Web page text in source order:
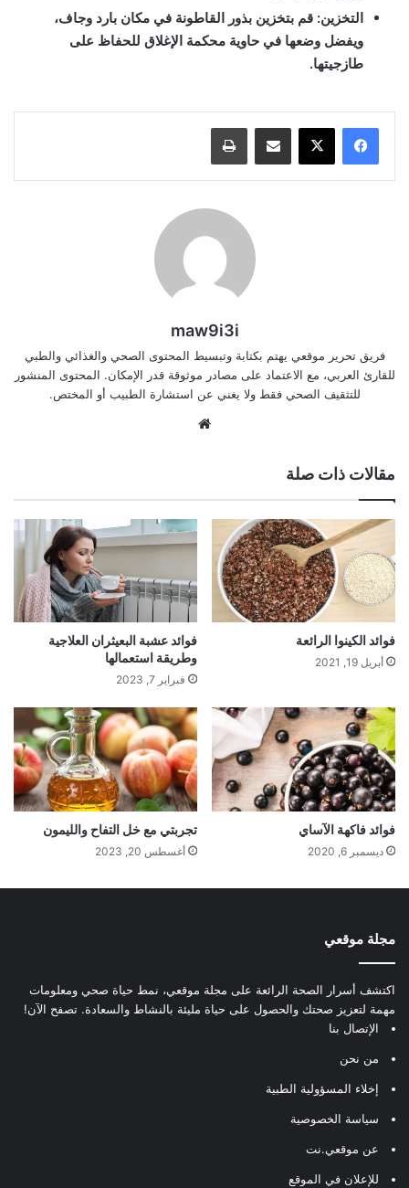
التخزين: قم بتخزين بذور القاطونة في مكان بارد وجاف،
ويفضل وضعها في حاوية محكمة الإغلاق للحفاظ على
طازجيتها.
مشاركة عبر البريد طباعة
maw9i3i
فريق تحرير موقعي يهتم بكتابة وتبسيط المحتوى الصحي والغذائي والطبي
للقارئ العربي، مع الاعتماد على مصادر موثوقة قدر الإمكان. المحتوى المنشور
للتثقيف الصحي فقط ولا يغني عن استشارة الطبيب أو المختص.
مقالات ذات صلة
فوائد الكينوا الرائعة
أبريل 19, 2021
فوائد عشبة البعيثران العلاجية
وطريقة استعمالها
فبراير 7, 2023
فوائد فاكهة الآساي
ديسمبر 6, 2020
تجربتي مع خل التفاح والليمون
أغسطس 20, 2023
مجلة موقعي
اكتشف أسرار الصحة الرائعة على مجلة موقعي، نمط حياة صحي ومعلومات
مهمة لتعزيز صحتك والحصول على حياة مليئة بالنشاط والسعادة. تصفح الآن!
الإتصال بنا
من نحن
إخلاء المسؤولية الطبية
سياسة الخصوصية
عن موقعي.نت
للإعلان في الموقع